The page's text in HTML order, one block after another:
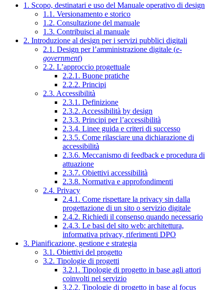
1. Scopo, destinatari e uso del Manuale operativo di design
1.1. Versionamento e storico
1.2. Consultazione del manuale
1.3. Contribuisci al manuale
2. Introduzione al design per i servizi pubblici digitali
2.1. Design per l’amministrazione digitale (e-
government)
2.2. L’approccio progettuale
2.2.1. Buone pratiche
2.2.2. Principi
2.3. Accessibilità
2.3.1. Definizione
2.3.2. Accessibilità by design
2.3.3. Principi per l’accessibilità
2.3.4. Linee guida e criteri di successo
2.3.5. Come rilasciare una dichiarazione di
accessibilità
2.3.6. Meccanismo di feedback e procedura di
attuazione
2.3.7. Obiettivi accessibilità
2.3.8. Normativa e approfondimenti
2.4. Privacy
2.4.1. Come rispettare la privacy sin dalla
progettazione di un sito o servizio digitale
2.4.2. Richiedi il consenso quando necessario
2.4.3. Le basi del sito web: architettura,
informativa privacy, riferimenti DPO
3. Pianificazione, gestione e strategia
3.1. Obiettivi del progetto
3.2. Tipologie di progetti
3.2.1. Tipologie di progetto in base agli attori
coinvolti nel servizio
3.2.2. Tipologie di progetto in base al focus